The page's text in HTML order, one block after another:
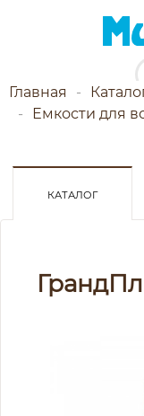
Главная
Емкости для
КАТАЛОГ